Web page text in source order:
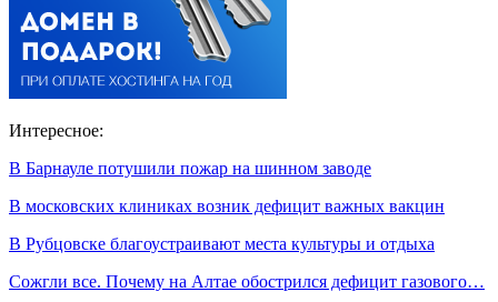
Интересное:
В Барнауле потушили пожар на шинном заводе
В московских клиниках возник дефицит важных вакцин
В Рубцовске благоустраивают места культуры и отдыха
Сожгли все. Почему на Алтае обострился дефицит газового…